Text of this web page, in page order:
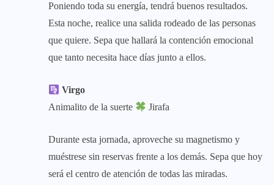
Poniendo toda su energía, tendrá buenos resultados.
Esta noche, realice una salida rodeado de las personas
que quiere. Sepa que hallará la contención emocional
que tanto necesita hace días junto a ellos.
Virgo
Animalito de la suerte
Jirafa
Durante esta jornada, aproveche su magnetismo y
muéstrese sin reservas frente a los demás. Sepa que hoy
será el centro de atención de todas las miradas.